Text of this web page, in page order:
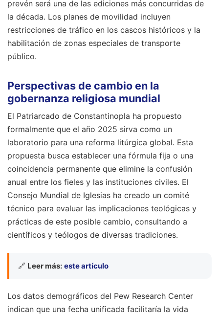
prevén será una de las ediciones más concurridas de
la década. Los planes de movilidad incluyen
restricciones de tráfico en los cascos históricos y la
habilitación de zonas especiales de transporte
público.
Perspectivas de cambio en la
gobernanza religiosa mundial
El Patriarcado de Constantinopla ha propuesto
formalmente que el año 2025 sirva como un
laboratorio para una reforma litúrgica global. Esta
propuesta busca establecer una fórmula fija o una
coincidencia permanente que elimine la confusión
anual entre los fieles y las instituciones civiles. El
Consejo Mundial de Iglesias ha creado un comité
técnico para evaluar las implicaciones teológicas y
prácticas de este posible cambio, consultando a
científicos y teólogos de diversas tradiciones.
🔗 Leer más: este artículo
Los datos demográficos del Pew Research Center
indican que una fecha unificada facilitaría la vida